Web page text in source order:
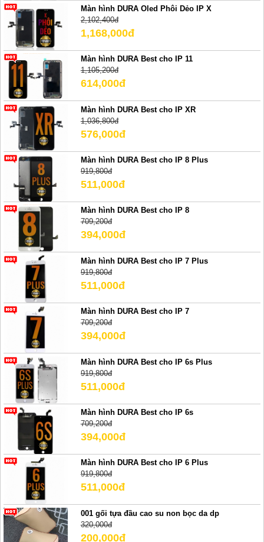
Màn hình DURA Oled Phôi Dẻo IP X
2,102,400đ
1,168,000đ
Màn hình DURA Best cho IP 11
1,105,200đ
614,000đ
Màn hình DURA Best cho IP XR
1,036,800đ
576,000đ
Màn hình DURA Best cho IP 8 Plus
919,800đ
511,000đ
Màn hình DURA Best cho IP 8
709,200đ
394,000đ
Màn hình DURA Best cho IP 7 Plus
919,800đ
511,000đ
Màn hình DURA Best cho IP 7
709,200đ
394,000đ
Màn hình DURA Best cho IP 6s Plus
919,800đ
511,000đ
Màn hình DURA Best cho IP 6s
709,200đ
394,000đ
Màn hình DURA Best cho IP 6 Plus
919,800đ
511,000đ
001 gối tựa đầu cao su non bọc da dp
320,000đ
200,000đ